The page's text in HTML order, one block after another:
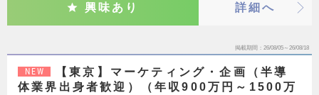
興味あり 詳細へ
掲載期間 26/08/05～26/08/18
NEW
【東京】マーケティング・企画（半導
体業界出身者歓迎）（年収900万円～1500万